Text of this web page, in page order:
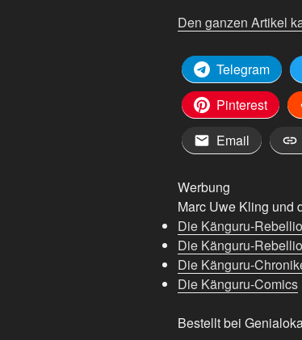
Den ganzen Artikel
Telegram
Pinterest
Email
Werbung
Marc Uwe Kling und
Die Känguru-
Die Känguru-
Die Känguru-
Die Känguru-Comics
Bestellt bei